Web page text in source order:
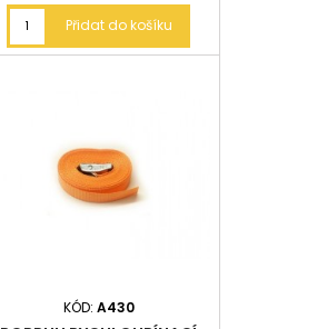
Přidat do košíku
KÓD: A430